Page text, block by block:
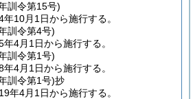
訓令第15号)
10月1日から施行する。
訓令第4号)
4月1日から施行する。
訓令第1号)
4月1日から施行する。
訓令第1号)抄
年4月1日から施行する。